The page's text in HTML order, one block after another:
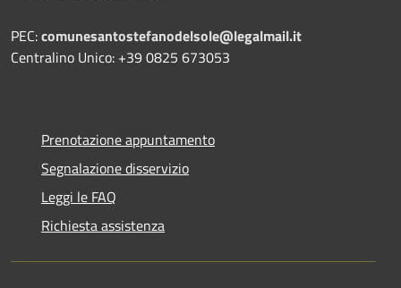
PEC:comunesantostefanodelsole@legalmail.it
Centralino Unico: +39 0825 673053
Prenotazione appuntamento
Segnalazione disservizio
Leggi le FAQ
Richiesta assistenza